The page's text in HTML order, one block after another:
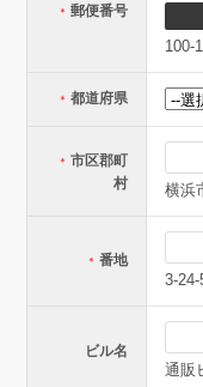
＊ 郵便番号
100-
＊ 都道府県
＊ 市区郡町
村
横浜
＊ 番地
3-24-
ビル名
通販